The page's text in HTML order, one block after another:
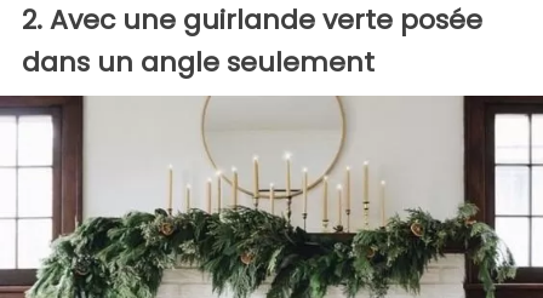
2. Avec une guirlande verte posée
dans un angle seulement